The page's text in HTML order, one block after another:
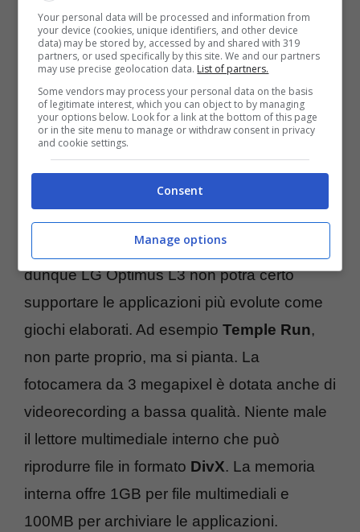
Lettura filmatiDivX
Navigazione sul web con tecnologia
Flash
Schermo da 3.2″ a 320×240 pixel
Fotocamera
videorecording VGA
Come possiamo notare da subito, il
e laRamsono di basso livello,
dunque LG Optimus L3 non potrà certo
supportare le applicazioni più evolute come
giochi elaborati. Ad esempio Temple Run,
non parte proprio, ma si pianta. La
fotocamera da 3 megapixel è dotata anche di
videorecording a bassa qualità. Niente male
il lettore multimediale interno che può
riprodurre file in formato DivX. La memoria
interna offre 1GB per file multimediali e
100MB per archiviare le applicazioni.
Your personal data will be processed and information from
your device (cookies, unique identifiers, and other device
data) may be stored by, accessed by and shared with 319
partners, or used specifically by this site. We and our partners
may use precise geolocation data. List of partners.
Some vendors may process your personal data on the basis
of legitimate interest, which you can object to by managing
your options below. Look for a link at the bottom of this page
or in the site menu to manage or withdraw consent in privacy
and cookie settings.
Consent
Manage options